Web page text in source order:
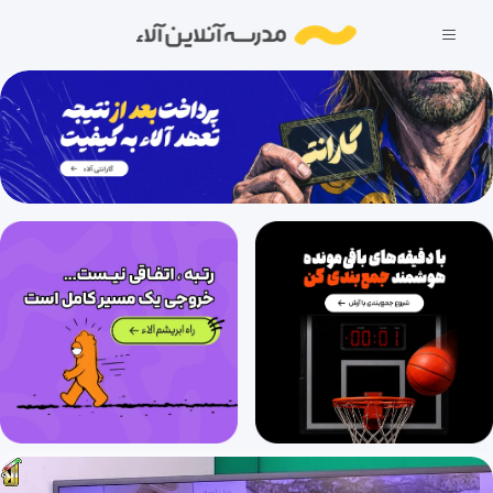
فصل چهارم: گردش مواد در بدن (قسمت شانزدهم)، گفتار چهارم: تنوع گردش مواد در جانداران (قسمت دوم)
28 دقیقه 1404/11/27
فصل چهارم: تنوع گردش مواد در بدن (قسمت هفدهم)، گفتار چهارم: تنوع گردش مواد در جانداران (قسمت سوم)
26 دقیقه 1404/11/27
فصل پنجم: تنظیم اسمزی و دفع مواد زائد (قسمت اول)، گفتار اول: هم ایستایی و کلیه ها (قسمت اول)
1404/11/27
فصل پنجم: تنظیم اسمزی و دفع مواد زائد (قسمت دوم)، گفتار اول: هم ایستایی و کلیه ها (قسمت دوم)
25 دقیقه 1404/11/27
فصل پنجم: تنظیم اسمزی و دفع مواد زائد (قسمت سوم)، گفتار اول: هم ایستایی و کلیه ها (قسمت سوم)
31 دقیقه 1404/11/27